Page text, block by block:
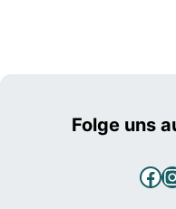
Folge uns